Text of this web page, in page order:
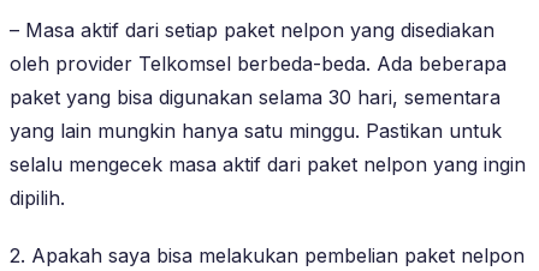
– Masa aktif dari setiap paket nelpon yang disediakan
oleh provider Telkomsel berbeda-beda. Ada beberapa
paket yang bisa digunakan selama 30 hari, sementara
yang lain mungkin hanya satu minggu. Pastikan untuk
selalu mengecek masa aktif dari paket nelpon yang ingin
dipilih.
2. Apakah saya bisa melakukan pembelian paket nelpon